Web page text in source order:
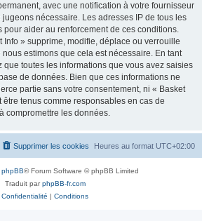
avec une notification à votre fournisseur
jugeons nécessaire. Les adresses IP de tous les
pour aider au renforcement de ces conditions.
Info » supprime, modifie, déplace ou verrouille
estimons que cela est nécessaire. En tant
que toutes les informations que vous avez saisies
de données. Bien que ces informations ne
partie sans votre consentement, ni « Basket
être tenus comme responsables en cas de
compromettre les données.
Heures au format UTC+02:00
Supprimer les cookies
phpBB® Forum Software © phpBB Limited
Traduit parphpBB-fr.com
Confidentialité | Conditions